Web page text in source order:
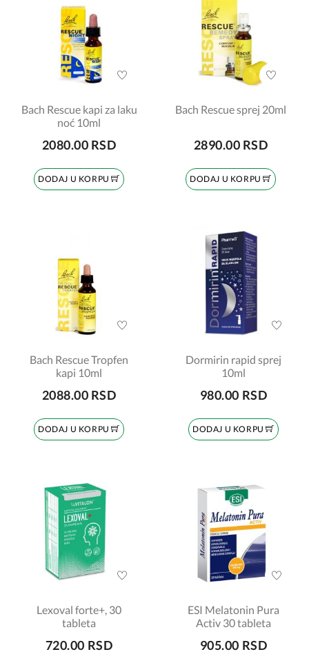
Bach Rescue kapi za laku
noć 10ml
2080.00 RSD
DODAJ U KORPU
Bach Rescue sprej 20ml
2890.00 RSD
DODAJ U KORPU
Bach Rescue Tropfen
kapi 10ml
2088.00 RSD
DODAJ U KORPU
Dormirin rapid sprej
10ml
980.00 RSD
DODAJ U KORPU
Lexoval forte+, 30
tableta
720.00 RSD
ESI Melatonin Pura
Activ 30 tableta
905.00 RSD